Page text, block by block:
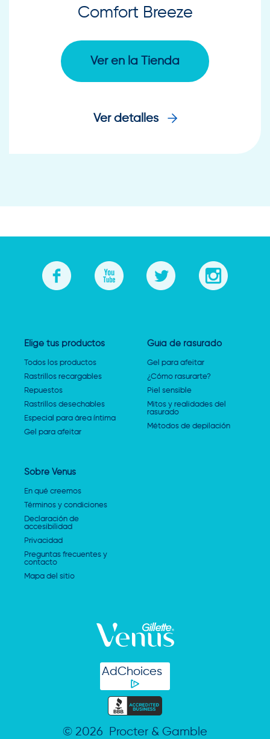
Comfort Breeze
Ver en la Tienda
Ver detalles
Elige tus productos
Todos los productos
Rastrillos recargables
Repuestos
Rastrillos desechables
Especial para área íntima
Gel para afeitar
Guía de rasurado
Gel para afeitar
¿Cómo rasurarte?
Piel sensible
Mitos y realidades del
rasurado
Métodos de depilación
Sobre Venus
En qué creemos
Términos y condiciones
Declaración de
accesibilidad
Privacidad
Preguntas frecuentes y
contacto
Mapa del sitio
AdChoices
© 2026 Procter & Gamble